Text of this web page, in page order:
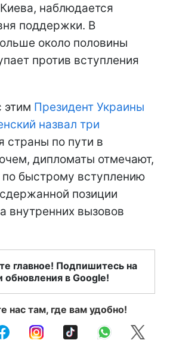
наблюдается
поддержки. В
около половины
против вступления
этим Президент Украины
назвал три
страны по пути в
дипломаты отмечают,
по быстрому вступлению
позиции
внутренних вызовов
главное! Подпишитесь на
обновления в Google!
нас там, где вам удобно!